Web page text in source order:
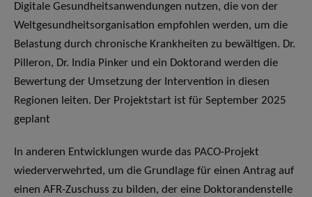
Digitale Gesundheitsanwendungen nutzen, die von der
Weltgesundheitsorganisation empfohlen werden, um die
Belastung durch chronische Krankheiten zu bewältigen. Dr.
Pilleron, Dr. India Pinker und ein Doktorand werden die
Bewertung der Umsetzung der Intervention in diesen
Regionen leiten. Der Projektstart ist für September 2025
geplant
In anderen Entwicklungen wurde das PACO-Projekt
wiederverwehrted, um die Grundlage für einen Antrag auf
einen AFR-Zuschuss zu bilden, der eine Doktorandenstelle